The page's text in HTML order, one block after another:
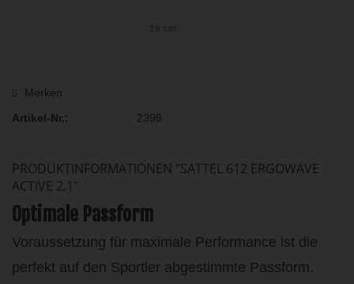
Merken
Artikel-Nr.:
2398
PRODUKTINFORMATIONEN "SATTEL 612 ERGOWAVE
ACTIVE 2.1"
Optimale Passform
Voraussetzung für maximale Performance ist die
perfekt auf den Sportler abgestimmte Passform.